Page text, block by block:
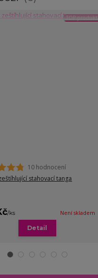
TOP produkt
10 hodnocení
stahovací tanga
/ks Není skladem
Detail